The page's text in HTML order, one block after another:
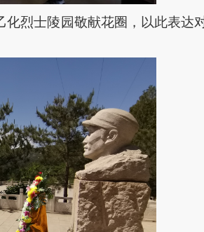
烈士陵园敬献花圈，以此表达